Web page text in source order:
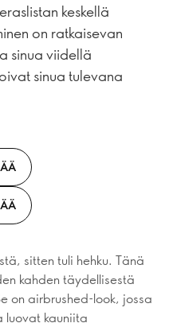
keskellä
on ratkaisevan
sinua viidellä
sinua tulevana
sitten tuli hehku. Tänä
kahden täydellisestä
on airbrushed-look, jossa
luovat kauniita